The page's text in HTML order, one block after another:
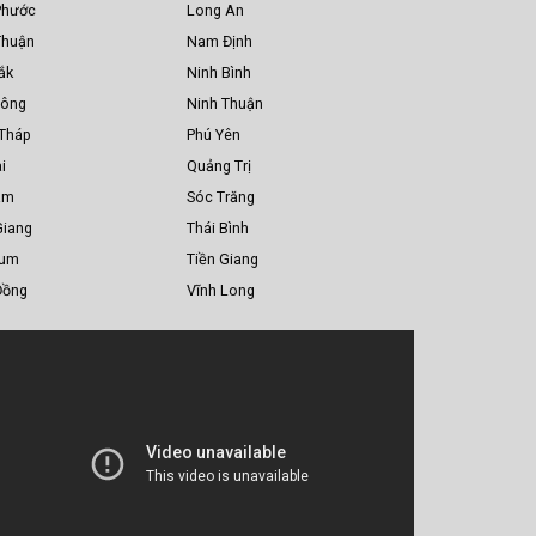
Long An
Nam Định
Ninh Bình
Ninh Thuận
Phú Yên
Quảng Trị
Sóc Trăng
Thái Bình
Tiền Giang
Vĩnh Long